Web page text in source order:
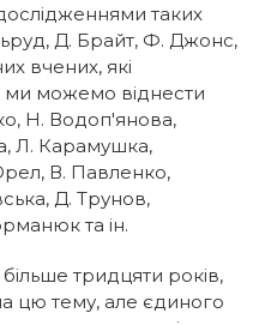
таких
Д. Брайт, Ф. Джонс,
вчених, які
можемо віднести
Н. Водоп'янова,
Л. Карамушка,
В. Павленко,
Д. Трунов,
та ін.
тридцяти років,
цю тему, але єдиного